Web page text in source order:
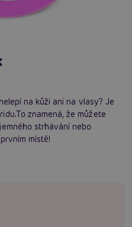
na kůži ani na vlasy? Je
znamená, že můžete
strhávání nebo
místě!